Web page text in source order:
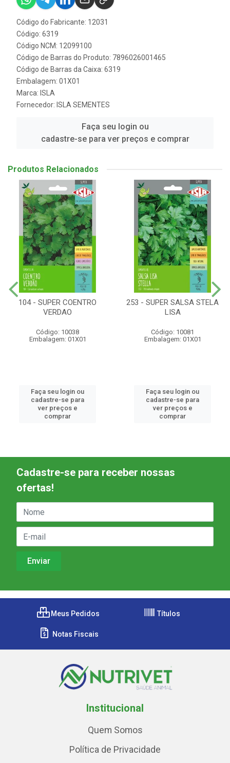
Código do Fabricante: 12031
Código: 6319
Código NCM: 12099100
Código de Barras do Produto: 7896026001465
Código de Barras da Caixa: 6319
Embalagem: 01X01
Marca: ISLA
Fornecedor: ISLA SEMENTES
Faça seu login ou
cadastre-se para ver preços e comprar
Produtos Relacionados
104 - SUPER COENTRO
VERDAO
Código: 10038
Embalagem: 01X01
Faça seu login ou
cadastre-se para
ver preços e
comprar
253 - SUPER SALSA STELA
LISA
Código: 10081
Embalagem: 01X01
Faça seu login ou
cadastre-se para
ver preços e
comprar
Cadastre-se para receber nossas
ofertas!
Meus Pedidos Títulos
Notas Fiscais
Institucional
Quem Somos
Política de Privacidade